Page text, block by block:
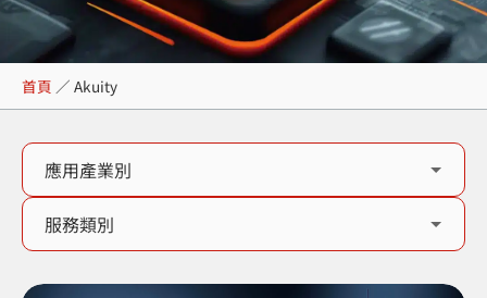
Akuity
首頁 ／ Akuity